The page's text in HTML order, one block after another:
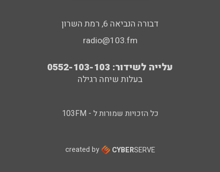
דבורה הנביאה 6, רמת השרון
radio@103.fm
עלייה לשידור: 0552-103-103
בעלות שיחה רגילה
כל הזכויות שמורות ל - 103FM
created by CYBERSERVE